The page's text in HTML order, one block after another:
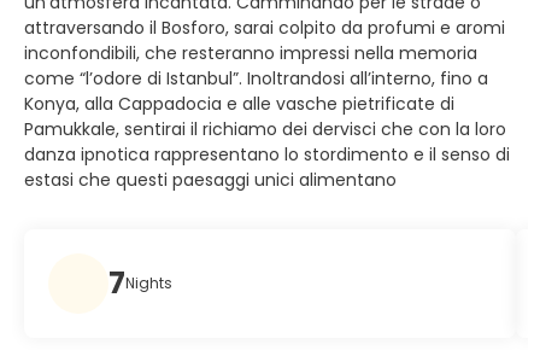
attraversando il Bosforo, sarai colpito da profumi e aromi
inconfondibili, che resteranno impressi nella memoria
come “l’odore di Istanbul”. Inoltrandosi all’interno, fino a
Konya, alla Cappadocia e alle vasche pietrificate di
Pamukkale, sentirai il richiamo dei dervisci che con la loro
danza ipnotica rappresentano lo stordimento e il senso di
estasi che questi paesaggi unici alimentano
7Nights